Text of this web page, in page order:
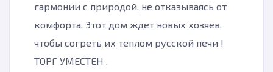
гармонии с природой, не отказываясь от
комфорта. Этот дом ждет новых хозяев,
чтобы согреть их теплом русской печи !
ТОРГ УМЕСТЕН .